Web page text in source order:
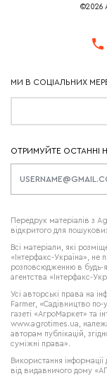
©2026
ОТРИМУЙТЕ ОСТАННІ
Передрук матеріалів з
відкритого для
Всі матеріали, які
«Інтерфакс-Україна», не
розповсюдженню в будь-
агентства «Інтерфакс-
Усі авторські права на
Farmer, «Садівництво по-
газеті «АгроМаркет» та
www.agrotimes.ua,
авторам публікацій,
суміжні права».
Використання
від видавничого дому